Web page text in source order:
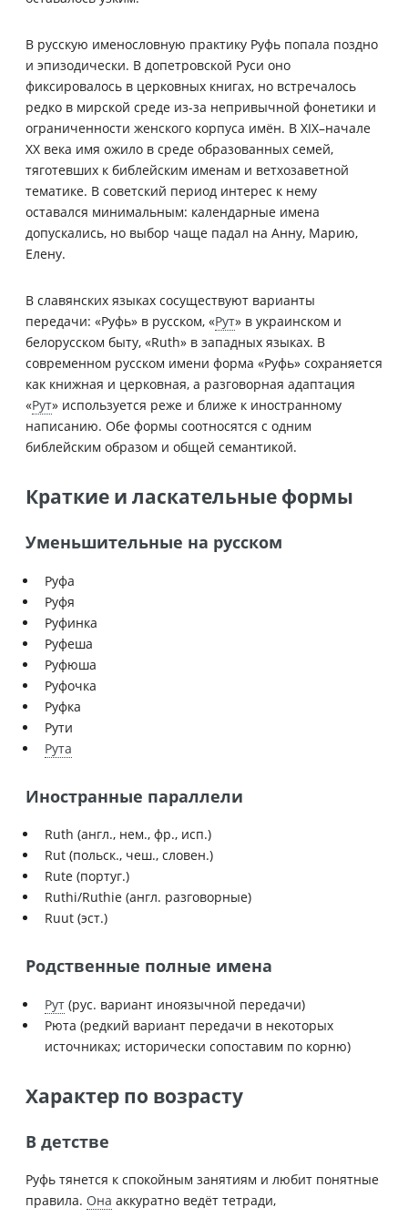
В русскую именословную практику Руфь попала поздно
и эпизодически. В допетровской Руси оно
фиксировалось в церковных книгах, но встречалось
редко в мирской среде из-за непривычной фонетики и
ограниченности женского корпуса имён. В XIX–начале
XX века имя ожило в среде образованных семей,
тяготевших к библейским именам и ветхозаветной
тематике. В советский период интерес к нему
оставался минимальным: календарные имена
допускались, но выбор чаще падал на Анну, Марию,
Елену.
В славянских языках сосуществуют варианты
передачи: «Руфь» в русском, «Рут» в украинском и
белорусском быту, «Ruth» в западных языках. В
современном русском имени форма «Руфь» сохраняется
как книжная и церковная, а разговорная адаптация
«Рут» используется реже и ближе к иностранному
написанию. Обе формы соотносятся с одним
библейским образом и общей семантикой.
Краткие и ласкательные формы
Уменьшительные на русском
Руфа
Руфя
Руфинка
Руфеша
Руфюша
Руфочка
Руфка
Рути
Рута
Иностранные параллели
Ruth (англ., нем., фр., исп.)
Rut (польск., чеш., словен.)
Rute (португ.)
Ruthi/Ruthie (англ. разговорные)
Ruut (эст.)
Родственные полные имена
Рут (рус. вариант иноязычной передачи)
Рюта (редкий вариант передачи в некоторых
источниках; исторически сопоставим по корню)
Характер по возрасту
В детстве
Руфь тянется к спокойным занятиям и любит понятные
правила. Она аккуратно ведёт тетради,